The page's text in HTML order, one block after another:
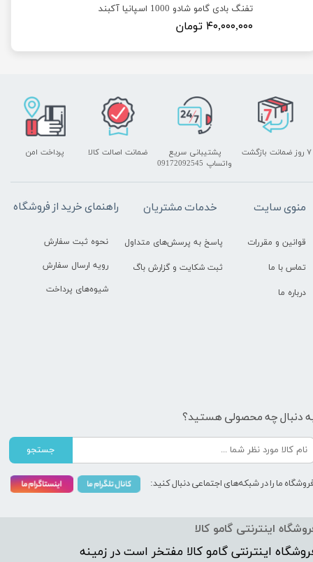
تفنگ بادی گامو شادو 1000 اسپانیا آکبند
۴۰,۰۰۰,۰۰۰ تومان
اینترنتی گامو کالا
اینترنتی گامو کالا مفتخر است در زمینه
پشتیبانی سریع
واتساپ 09172092545
پرداخت امن ۷ روز ضمانت بازگشت ضمانت اصالت کالا
راهنمای خرید از فروشگاه
نحوه ثبت سفارش
رویه ارسال سفارش
شیوه‌های پرداخت
خدمات مشتریان
پاسخ به پرسش‌های متداول
ثبت شکایت و گزارش باگ
منوی سایت
قوانین و مقررات
تماس با ما
درباره ما
دنبال چه محصولی هستید؟
جستجو
ما را در شبکه‌های اجتماعی دنبال کنید: